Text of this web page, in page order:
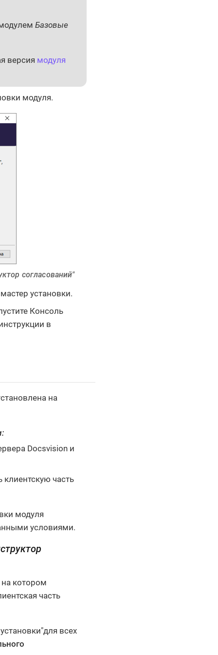
Базовые
версия модуля
модуля.
согласований"
установки.
Консоль
в
на
Docsvision и
часть
модуля
условиями.
на котором
часть
всех